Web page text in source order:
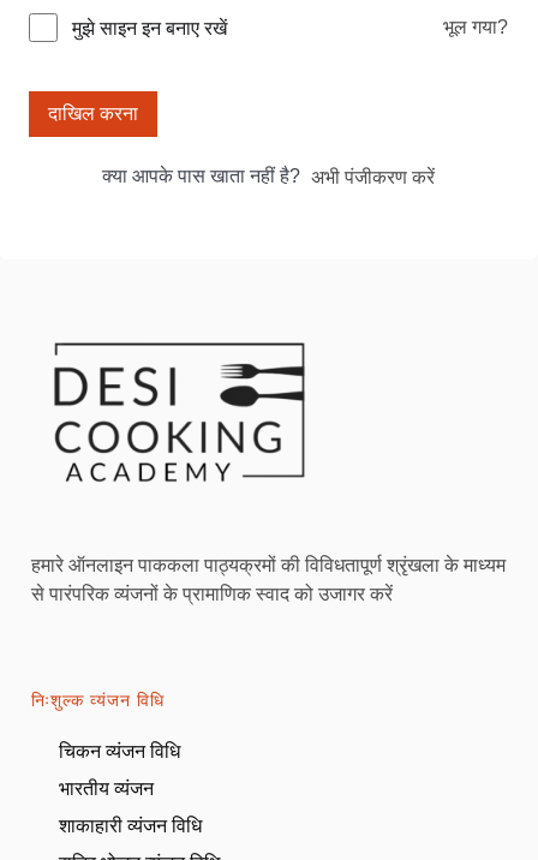
मुझे साइन इन बनाए रखें भूल गया?
दाखिल करना
क्या आपके पास खाता नहीं है? अभी पंजीकरण करें
हमारे ऑनलाइन पाककला पाठ्यक्रमों की विविधतापूर्ण श्रृंखला के माध्यम
से पारंपरिक व्यंजनों के प्रामाणिक स्वाद को उजागर करें
निःशुल्क व्यंजन विधि
चिकन व्यंजन विधि
भारतीय व्यंजन
शाकाहारी व्यंजन विधि